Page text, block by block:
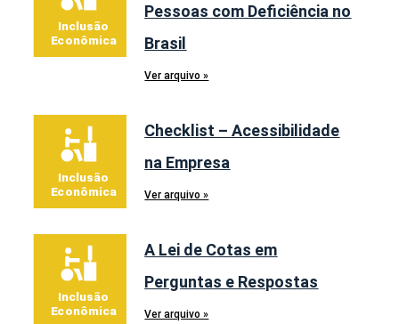
Pessoas com Deficiência no
Brasil
Ver arquivo »
Checklist – Acessibilidade
na Empresa
Ver arquivo »
A Lei de Cotas em
Perguntas e Respostas
Ver arquivo »